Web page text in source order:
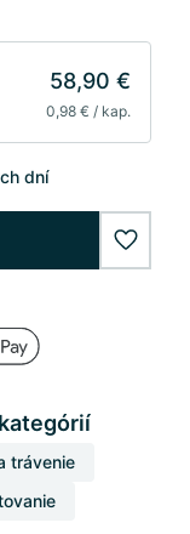
58,90 €
0,98 € / kap.
dní
trávenie